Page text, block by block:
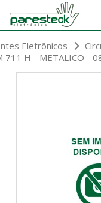
Eletrônicos
711 H - METALICO -